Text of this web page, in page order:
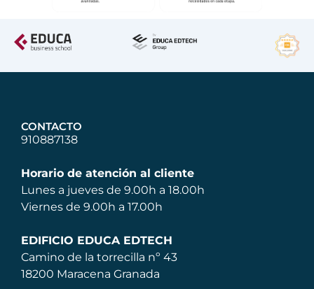
CONTACTO
910887138
Horario de atención al cliente
Lunes a jueves de 9.00h a 18.00h
Viernes de 9.00h a 17.00h
EDIFICIO EDUCA EDTECH
Camino de la torrecilla nº 43
18200 Maracena Granada